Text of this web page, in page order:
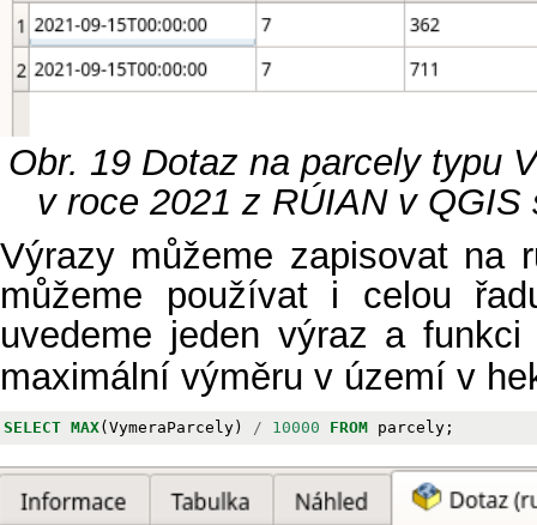
Obr. 19 Dotaz na parcely typu
v roce 2021 z RÚIAN v QGIS
Výrazy můžeme zapisovat na
můžeme používat i celou
uvedeme jeden výraz a
maximální výměru v území v
SELECT MAX( VymeraParcely) / 10000 FROM parcely ;